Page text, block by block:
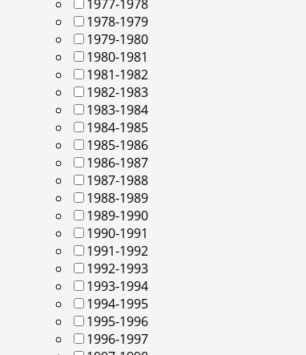
1977-1978
1978-1979
1979-1980
1980-1981
1981-1982
1982-1983
1983-1984
1984-1985
1985-1986
1986-1987
1987-1988
1988-1989
1989-1990
1990-1991
1991-1992
1992-1993
1993-1994
1994-1995
1995-1996
1996-1997